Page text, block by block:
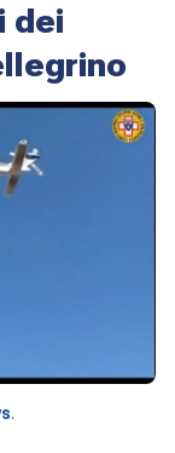
dei
.